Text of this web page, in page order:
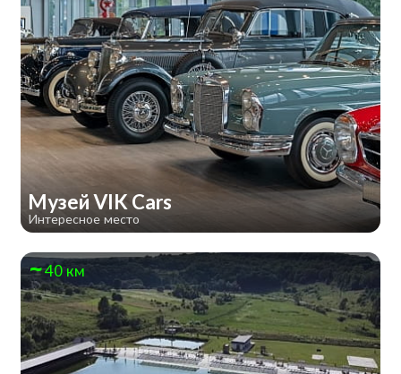
Музей VIK Cars
Интересное место
40 км